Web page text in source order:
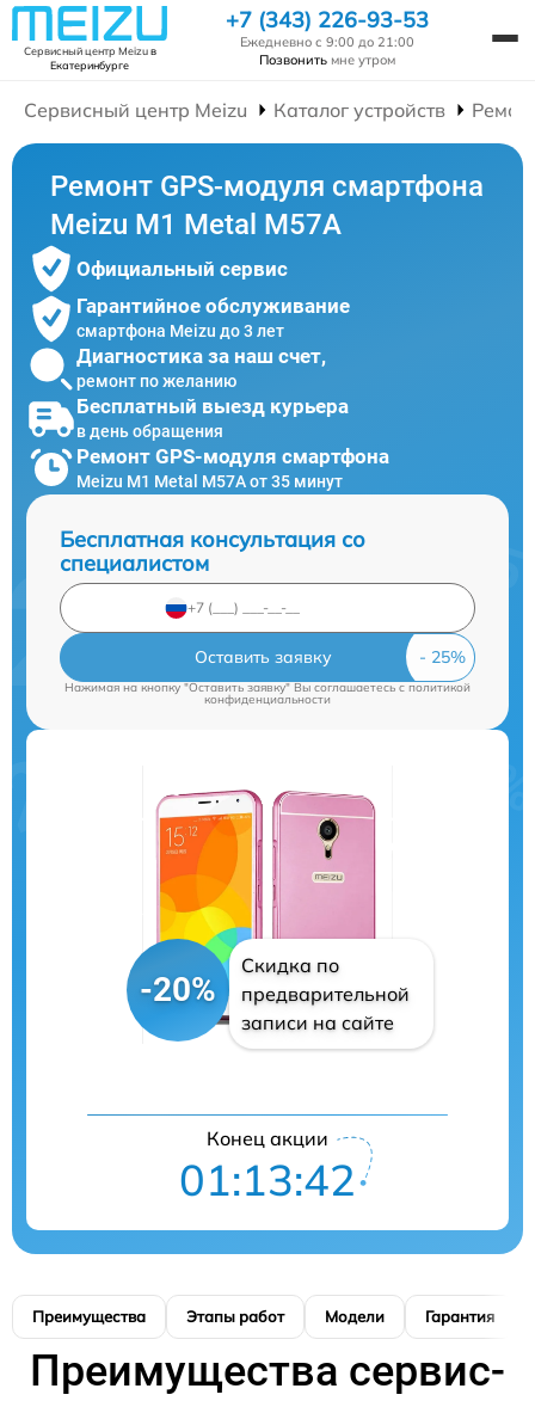
Сервисный центр Meizuв
Екатеринбурге
+7 (343) 226-93-53
Ежедневно с 9:00 до 21:00
Позвонить мне утром
Сервисный центр Meizu Каталог устройств
Ремонт GPS-модуля смартфона
Meizu M1 Metal M57A
Официальный сервис
Гарантийное обслуживание
смартфона Meizu до 3 лет
Диагностика за наш счет,
ремонт по желанию
Бесплатный выезд курьера
в день обращения
Ремонт GPS-модуля смартфона
Meizu M1 Metal M57A от 35 минут
Бесплатная консультация со
специалистом
Оставить заявку
Нажимая на кнопку "Оставить заявку" Вы соглашаетесь cполитикой
конфиденциальности
-20%
Скидка по
предварительной
записи на сайте
Конец акции
01:13:41
Преимущества Этапы работ Модели Гарантия
Преимущества сервис-